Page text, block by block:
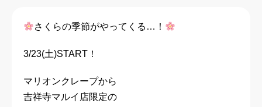
さくらの季節がやってくる…！
3/23(土)START！
マリオンクレープから
吉祥寺マルイ店限定の